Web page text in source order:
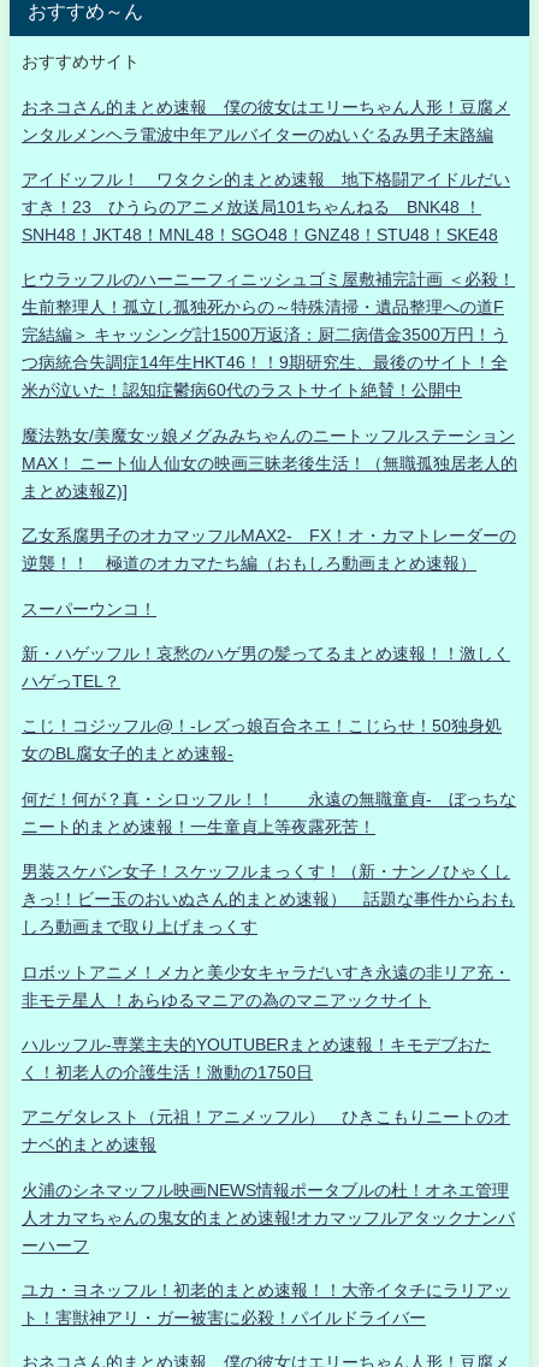
おすすめ～ん
おすすめサイト
おネコさん的まとめ速報 僕の彼女はエリーちゃん人形！豆腐メ
ンタルメンヘラ電波中年アルバイターのぬいぐるみ男子末路編
アイドッフル！ ワタクシ的まとめ速報 地下格闘アイドルだい
すき！23 ひうらのアニメ放送局101ちゃんねる BNK48 ！
SNH48！JKT48！MNL48！SGO48！GNZ48！STU48！SKE48
ヒウラッフルのハーニーフィニッシュゴミ屋敷補完計画 ＜必殺！
生前整理人！孤立し孤独死からの～特殊清掃・遺品整理への道F
完結編＞ キャッシング計1500万返済：厨二病借金3500万円！う
つ病統合失調症14年生HKT46！！9期研究生、最後のサイト！全
米が泣いた！認知症鬱病60代のラストサイト絶賛！公開中
魔法熟女/美魔女ッ娘メグみみちゃんのニートッフルステーション
MAX！ ニート仙人仙女の映画三昧老後生活！（無職孤独居老人的
まとめ速報Z)]
乙女系腐男子のオカマッフルMAX2- FX！オ・カマトレーダーの
逆襲！！ 極道のオカマたち編（おもしろ動画まとめ速報）
スーパーウンコ！
新・ハゲッフル！哀愁のハゲ男の髪ってるまとめ速報！！激しく
ハゲっTEL？
こじ！コジッフル@！-レズっ娘百合ネエ！こじらせ！50独身処
女のBL腐女子的まとめ速報-
何だ！何が？真・シロッフル！！ 永遠の無職童貞- ぼっちな
ニート的まとめ速報！一生童貞上等夜露死苦！
男装スケバン女子！スケッフルまっくす！（新・ナンノひゃくし
きっ!！ビー玉のおいぬさん的まとめ速報） 話題な事件からおも
しろ動画まで取り上げまっくす
ロボットアニメ！メカと美少女キャラだいすき永遠の非リア充・
非モテ星人 ！あらゆるマニアの為のマニアックサイト
ハルッフル-専業主夫的YOUTUBERまとめ速報！キモデブおた
く！初老人の介護生活！激動の1750日
アニゲタレスト（元祖！アニメッフル） ひきこもりニートのオ
ナベ的まとめ速報
火浦のシネマッフル映画NEWS情報ポータブルの杜！オネエ管理
人オカマちゃんの鬼女的まとめ速報!オカマッフルアタックナンバ
ーハーフ
ユカ・ヨネッフル！初老的まとめ速報！！大帝イタチにラリアッ
ト！害獣神アリ・ガー被害に必殺！パイルドライバー
おネコさん的まとめ速報 僕の彼女はエリーちゃん人形！豆腐メ